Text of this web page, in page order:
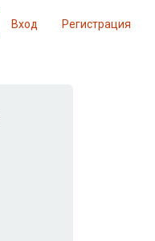
Вход Регистрация